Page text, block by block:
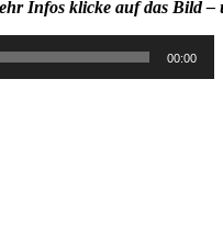
Infos klicke auf das Bild –
00:00